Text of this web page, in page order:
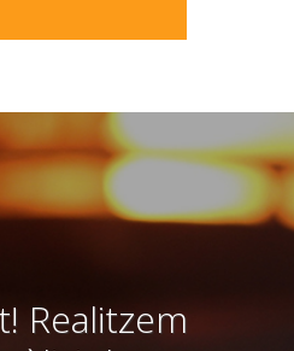
Realitzem